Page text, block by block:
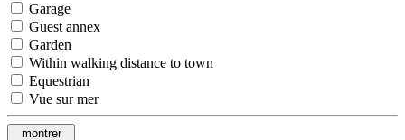
Garage
Guest annex
Garden
Within walking distance to town
Equestrian
Vue sur mer
montrer